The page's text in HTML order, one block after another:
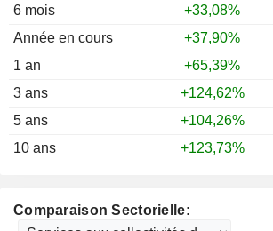
6 mois
+33,08%
Année en cours
+37,90%
1 an
+65,39%
3 ans
+124,62%
5 ans
+104,26%
10 ans
+123,73%
Comparaison Sectorielle: